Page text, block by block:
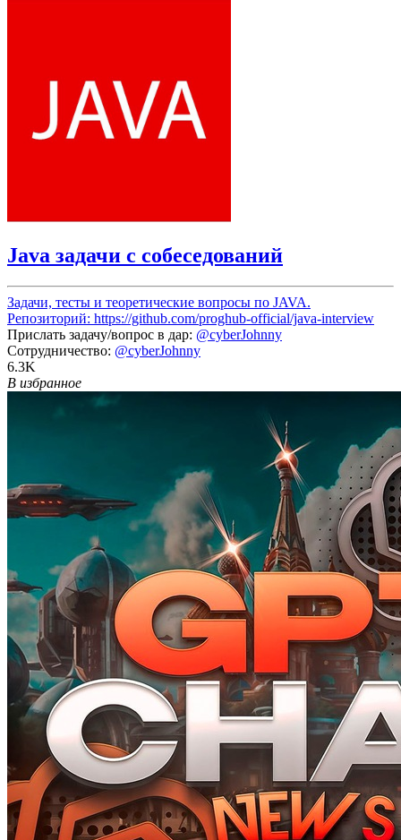
Java задачи с собеседований
Задачи, тесты и теоретические вопросы по JAVA.
Репозиторий: https://github.com/proghub-official/java-interview
Прислать задачу/вопрос в дар: @cyberJohnny
Сотрудничество: @cyberJohnny
6.3K
В избранное